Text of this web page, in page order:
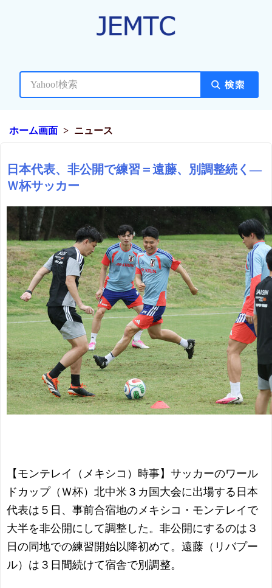
ホーム画面 ニュース
日本代表、非公開で練習＝遠藤、別調整続く―
Ｗ杯サッカー
【モンテレイ（メキシコ）時事】サッカーのワール
ドカップ（Ｗ杯）北中米３カ国大会に出場する日本
代表は５日、事前合宿地のメキシコ・モンテレイで
大半を非公開にして調整した。非公開にするのは３
日の同地での練習開始以降初めて。遠藤（リバプー
ル）は３日間続けて宿舎で別調整。